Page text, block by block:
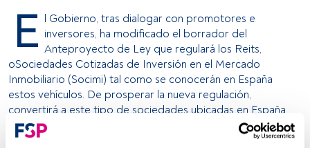
E l Gobierno, tras dialogar con promotores e
inversores, ha modificado el borrador del
Anteproyecto de Ley que regulará los Reits,
oSociedades Cotizadas de Inversión en el Mercado
Inmobiliario (Socimi) tal como se conocerán en España
estos vehículos. De prosperar la nueva regulación,
convertirá a este tipo de sociedades ubicadas en España
en únicas en toda Europa. 'Es algo nuevo. No sé como
llamarlo. Quizás REIT de segunda generación', dijo ayer el